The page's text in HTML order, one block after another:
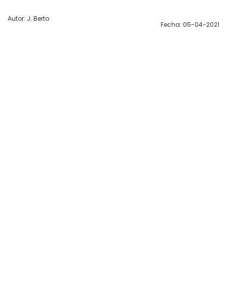
Autor: J. Berto
Fecha: 05-04-2021